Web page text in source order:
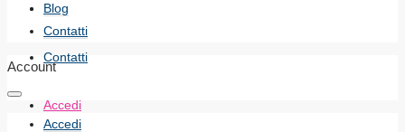
Blog
Contatti
Accedi
Blog
Contatti
Account
Accedi